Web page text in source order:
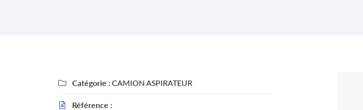
Adresse email de réception
 Catégorie : CAMION ASPIRATEUR
 Référence :